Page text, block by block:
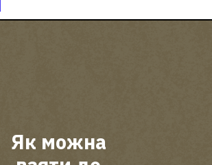
Як можна